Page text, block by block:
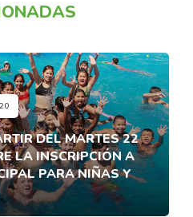
DEL MARTES 22
LA INSCRIPCIÓN A
PARA NIÑAS Y